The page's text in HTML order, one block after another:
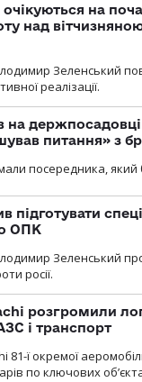
на
над
Зеленський
реалізації.
на
питання» з
посередника,
підготувати
ОПК
Зеленський
росії.
розгромили
і транспорт
ї окремої
по ключових